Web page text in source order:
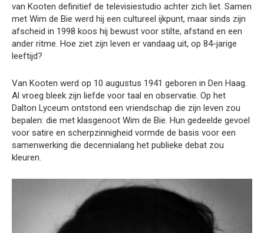
van Kooten definitief de televisiestudio achter zich liet. Samen
met Wim de Bie werd hij een cultureel ijkpunt, maar sinds zijn
afscheid in 1998 koos hij bewust voor stilte, afstand en een
ander ritme. Hoe ziet zijn leven er vandaag uit, op 84-jarige
leeftijd?
Van Kooten werd op 10 augustus 1941 geboren in Den Haag.
Al vroeg bleek zijn liefde voor taal en observatie. Op het
Dalton Lyceum ontstond een vriendschap die zijn leven zou
bepalen: die met klasgenoot Wim de Bie. Hun gedeelde gevoel
voor satire en scherpzinnigheid vormde de basis voor een
samenwerking die decennialang het publieke debat zou
kleuren.